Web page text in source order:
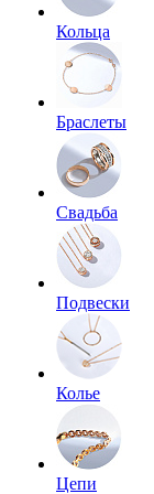
Кольца
Браслеты
Свадьба
Подвески
Колье
Цепи